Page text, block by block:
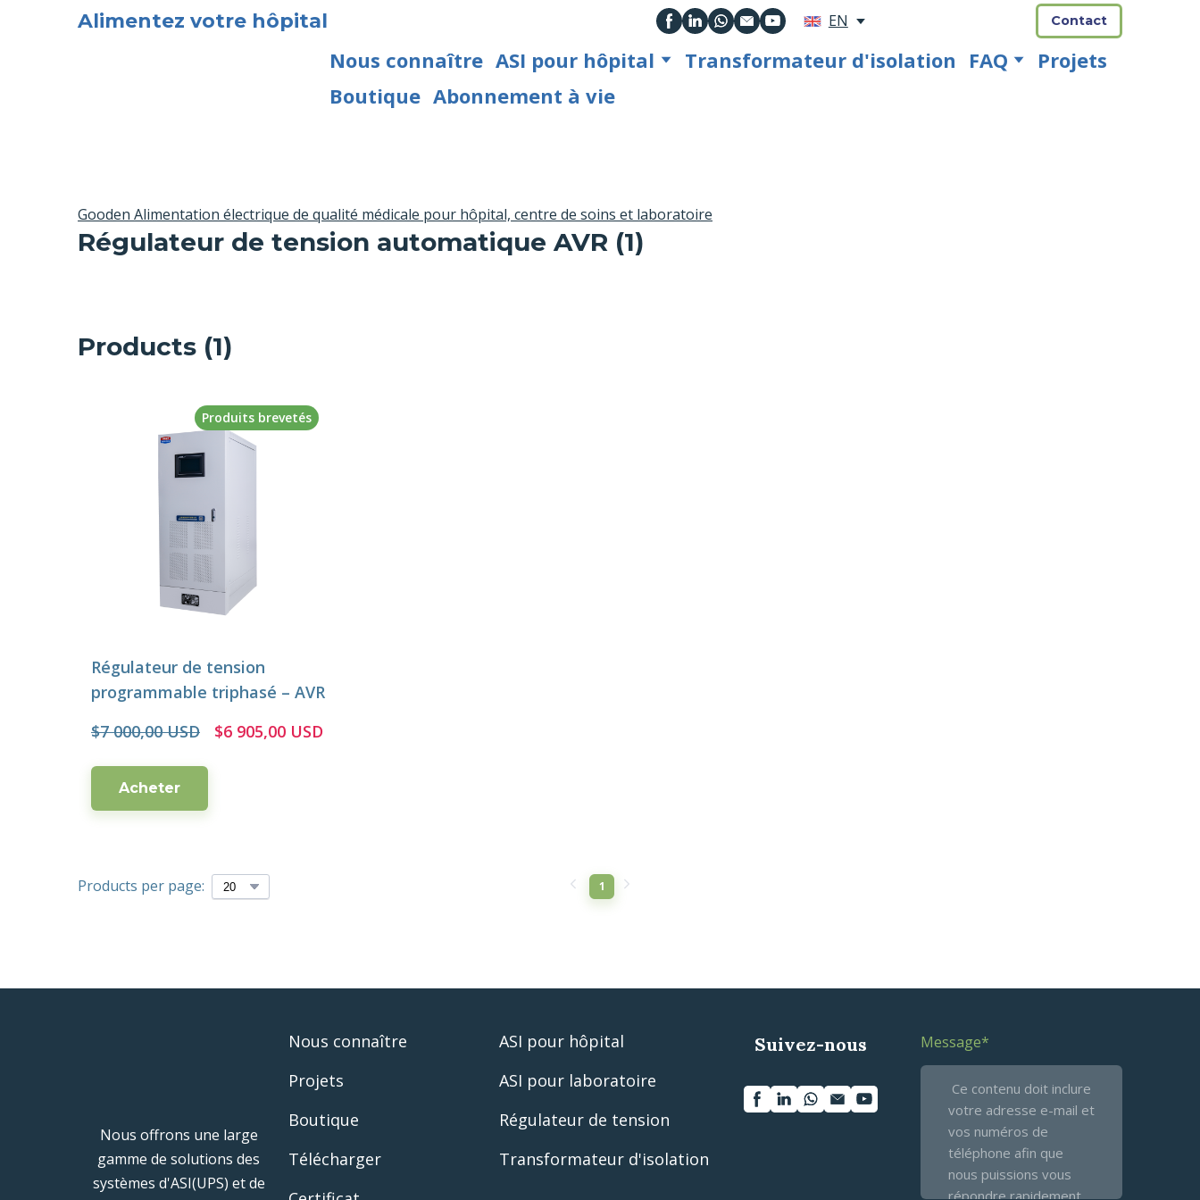
Alimentez votre hôpital EN Contact
Nous connaître ASI pour hôpital Transformateur d'isolation FAQ
Projets
Boutique Abonnement à vie
Gooden Alimentation électrique de qualité médicale pour hôpital, centre de soins et laboratoire
Régulateur de tension automatique AVR (1)
Products (1)
Produits brevetés
Régulateur de tension
programmable triphasé – AVR
$7 000,00 USD
$6 905,00 USD
Acheter
Products per page: 1
Nous offrons une large
gamme de solutions des
systèmes d'ASI(UPS) et de
Nous connaître
Projets
Boutique
Télécharger
ASI pour hôpital
ASI pour laboratoire
Régulateur de tension
Transformateur d'isolation
Suivez-nous Message*